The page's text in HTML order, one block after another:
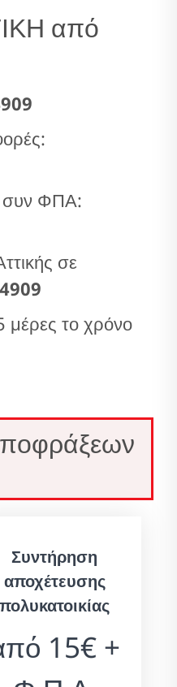
από
συν ΦΠΑ:
σε
το χρόνο
Συντήρηση
αποχέτευσης
πολυκατοικίας
15€ +